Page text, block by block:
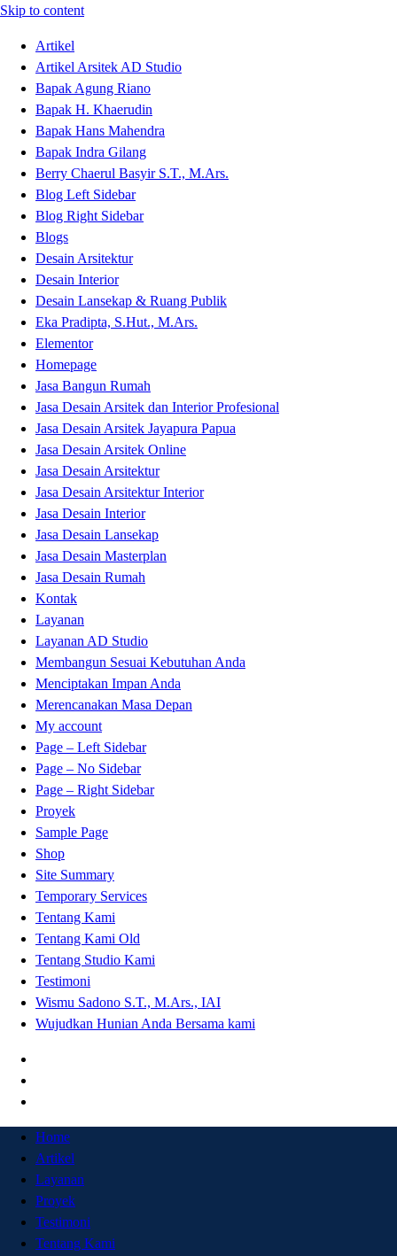
Skip to content
Artikel
Artikel Arsitek AD Studio
Bapak Agung Riano
Bapak H. Khaerudin
Bapak Hans Mahendra
Bapak Indra Gilang
Berry Chaerul Basyir S.T., M.Ars.
Blog Left Sidebar
Blog Right Sidebar
Blogs
Desain Arsitektur
Desain Interior
Desain Lansekap & Ruang Publik
Eka Pradipta, S.Hut., M.Ars.
Elementor
Homepage
Jasa Bangun Rumah
Jasa Desain Arsitek dan Interior Profesional
Jasa Desain Arsitek Jayapura Papua
Jasa Desain Arsitek Online
Jasa Desain Arsitektur
Jasa Desain Arsitektur Interior
Jasa Desain Interior
Jasa Desain Lansekap
Jasa Desain Masterplan
Jasa Desain Rumah
Kontak
Layanan
Layanan AD Studio
Membangun Sesuai Kebutuhan Anda
Menciptakan Impan Anda
Merencanakan Masa Depan
My account
Page – Left Sidebar
Page – No Sidebar
Page – Right Sidebar
Proyek
Sample Page
Shop
Site Summary
Temporary Services
Tentang Kami
Tentang Kami Old
Tentang Studio Kami
Testimoni
Wismu Sadono S.T., M.Ars., IAI
Wujudkan Hunian Anda Bersama kami
Home
Artikel
Layanan
Proyek
Testimoni
Tentang Kami